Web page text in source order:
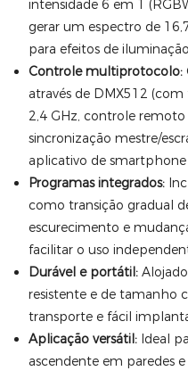
intensidade 6 em 1
gerar um espectro de
para efeitos de
Controle multiprotocolo:
através de DMX512
2,4 GHz, controle
sincronização mestre/
aplicativo de smartphone
Programas integrados:
como transição gradual
escurecimento e
facilitar o uso
Durável e portátil:
resistente e de tamanho
transporte e fácil
Aplicação versátil:Ideal
ascendente em paredes